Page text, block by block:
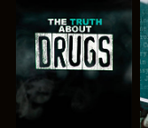
ΠΑΡΑΚΟΛΟΥΘΗΣΤΕ